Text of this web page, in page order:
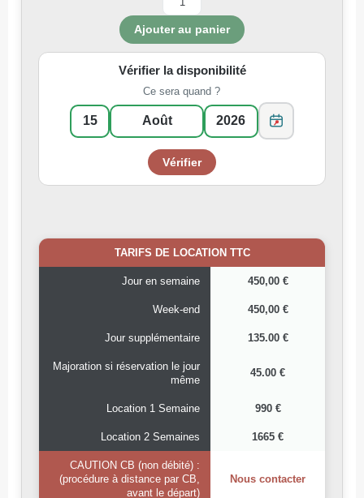
Vérifier la disponibilité
Ce sera quand ?
TARIFS DE LOCATION TTC
Jour en semaine 450,00 €
Week-end 450,00 €
Jour supplémentaire 135.00 €
Majoration si réservation le jour
même
45.00 €
Location 1 Semaine 990 €
Location 2 Semaines 1665 €
CAUTION CB (non débité) :
(procédure à distance par CB,
avant le départ)
Nous contacter